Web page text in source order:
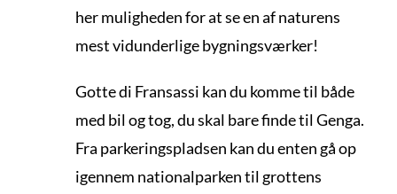
her muligheden for at se en af naturens
mest vidunderlige bygningsværker!
Gotte di Fransassi kan du komme til både
med bil og tog, du skal bare finde til Genga.
Fra parkeringspladsen kan du enten gå op
igennem nationalparken til grottens